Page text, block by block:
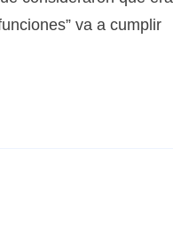
va a cumplir